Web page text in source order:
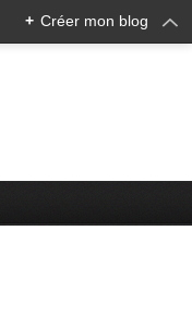
+ Créer mon blog